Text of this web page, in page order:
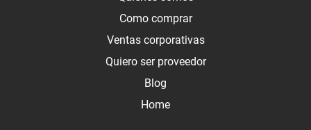
Como comprar
Ventas corporativas
Quiero ser proveedor
Blog
Home